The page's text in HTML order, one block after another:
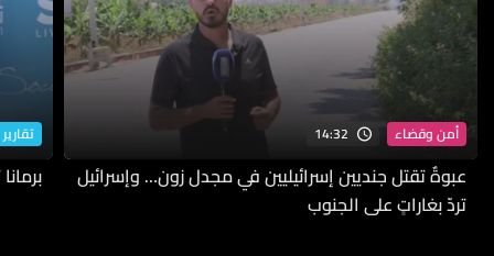
أمن وقضاء 14:32
عبوةٌ تقتل جنديين إسرائيليين في مجدل زون… وإسرائيل
تردّ بغاراتٍ على الجنوب